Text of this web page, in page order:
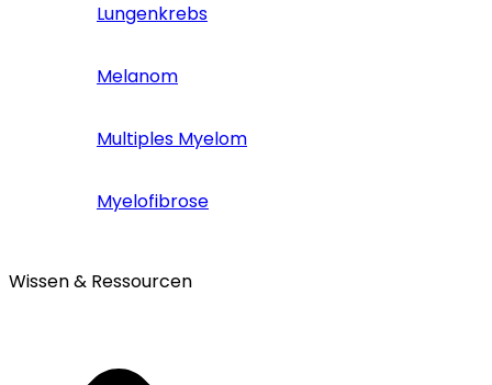
Lungenkrebs
Melanom
Multiples Myelom
Myelofibrose
Wissen & Ressourcen